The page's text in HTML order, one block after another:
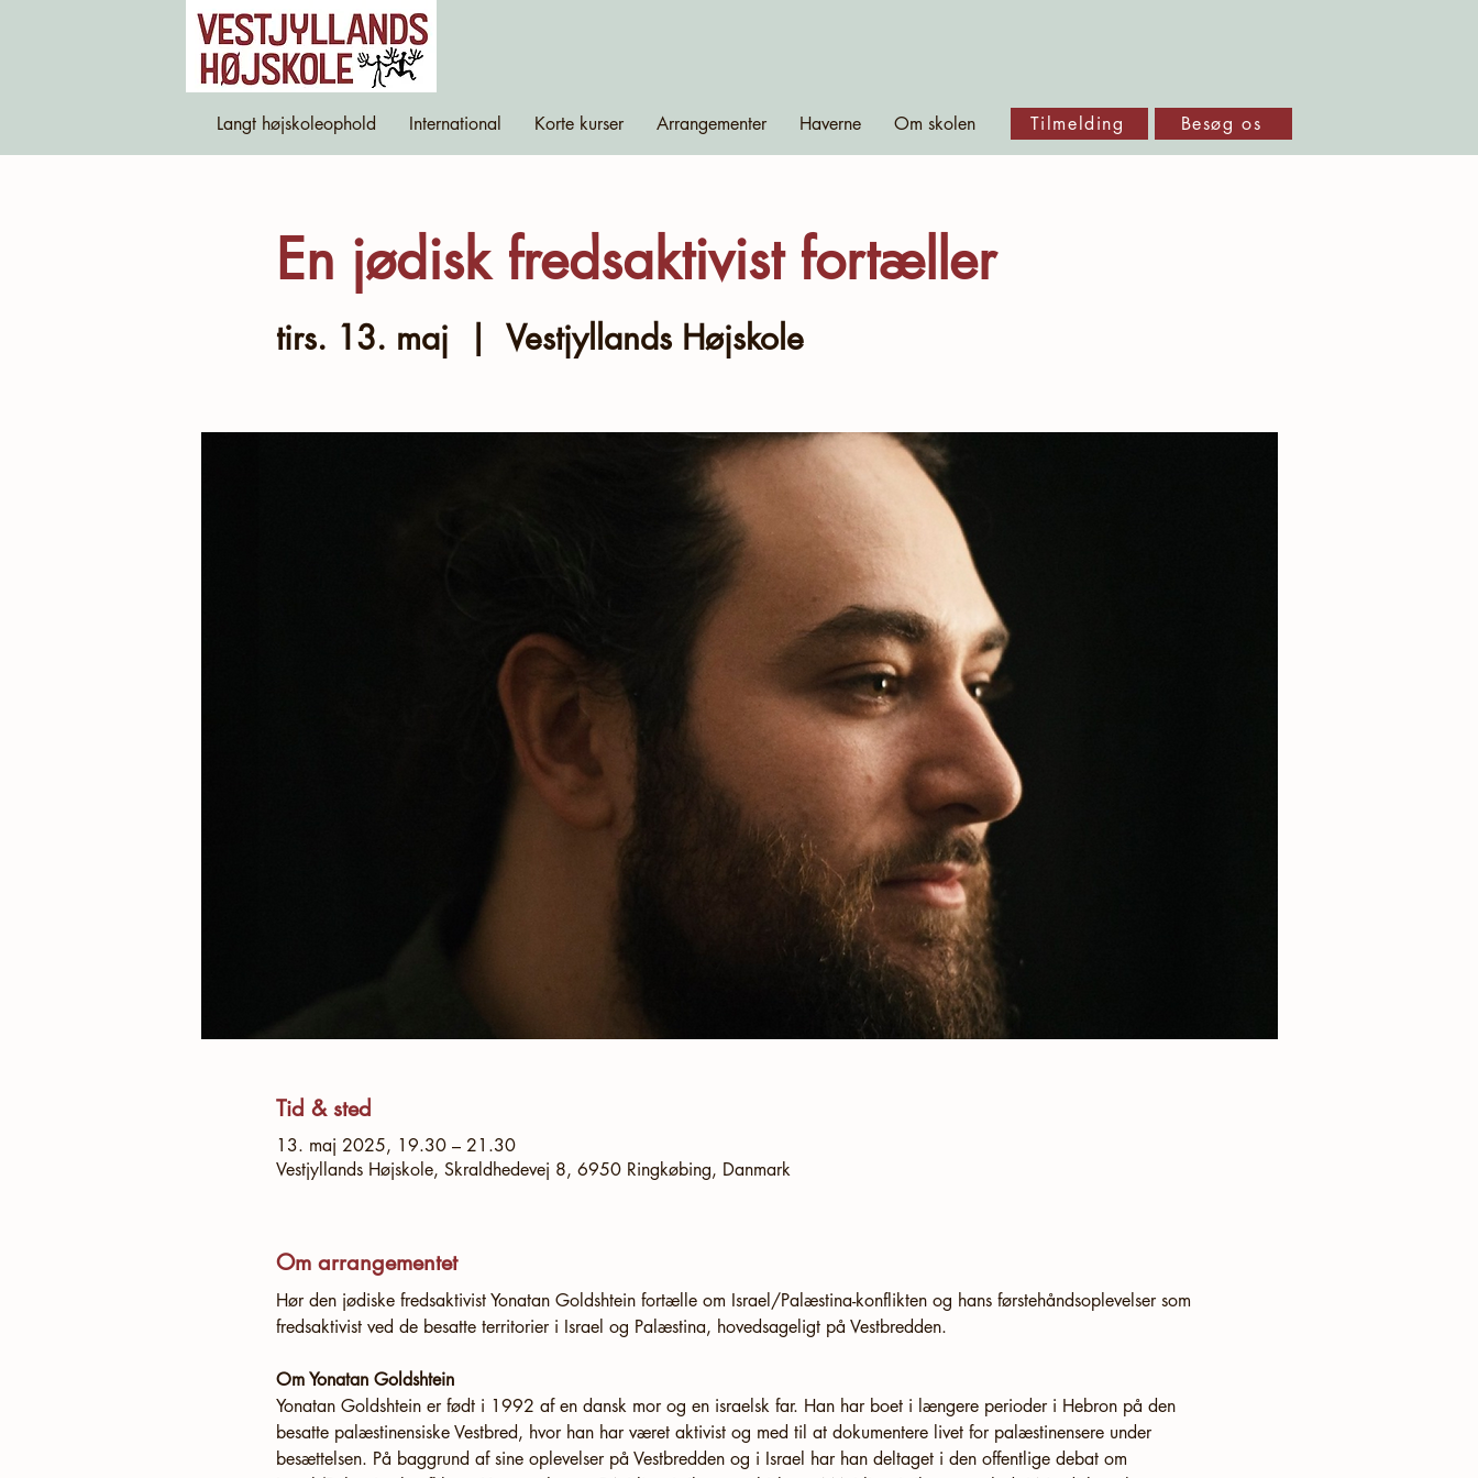
Langt højskoleophold International Korte kurser Arrangementer Haverne Om skolen Tilmelding Besøg os
En jødisk fredsaktivist fortæller
tirs. 13. maj Vestjyllands Højskole
Tid & sted
13. maj 2025, 19.30 – 21.30
Vestjyllands Højskole, Skraldhedevej 8, 6950 Ringkøbing, Danmark
Om arrangementet
Hør den jødiske fredsaktivist Yonatan Goldshtein fortælle om Israel/Palæstina-konflikten og hans førstehåndsoplevelser som
fredsaktivist ved de besatte territorier i Israel og Palæstina, hovedsageligt på Vestbredden.
Om Yonatan Goldshtein
Yonatan Goldshtein er født i 1992 af en dansk mor og en israelsk far. Han har boet i længere perioder i Hebron på den
besatte palæstinensiske Vestbred, hvor han har været aktivist og med til at dokumentere livet for palæstinensere under
besættelsen. På baggrund af sine oplevelser på Vestbredden og i Israel har han deltaget i den offentlige debat om